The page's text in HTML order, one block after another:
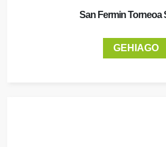
San Fermin Torneoa
GEHIAGO